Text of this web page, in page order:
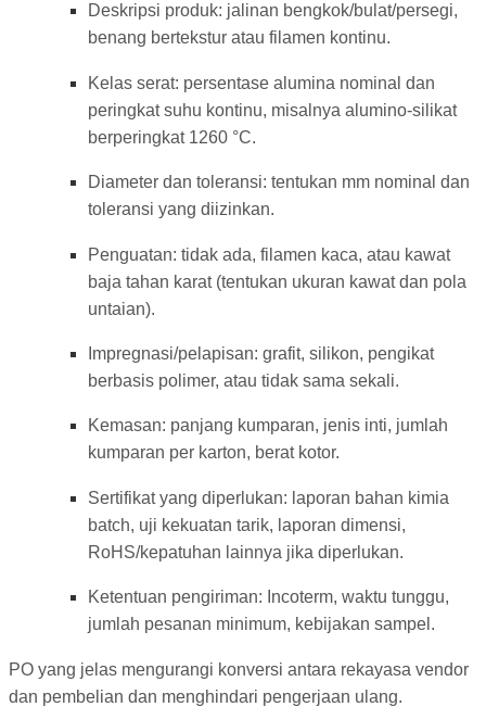
Deskripsi produk: jalinan bengkok/bulat/persegi,
benang bertekstur atau filamen kontinu.
Kelas serat: persentase alumina nominal dan
peringkat suhu kontinu, misalnya alumino-silikat
berperingkat 1260 °C.
Diameter dan toleransi: tentukan mm nominal dan
toleransi yang diizinkan.
Penguatan: tidak ada, filamen kaca, atau kawat
baja tahan karat (tentukan ukuran kawat dan pola
untaian).
Impregnasi/pelapisan: grafit, silikon, pengikat
berbasis polimer, atau tidak sama sekali.
Kemasan: panjang kumparan, jenis inti, jumlah
kumparan per karton, berat kotor.
Sertifikat yang diperlukan: laporan bahan kimia
batch, uji kekuatan tarik, laporan dimensi,
RoHS/kepatuhan lainnya jika diperlukan.
Ketentuan pengiriman: Incoterm, waktu tunggu,
jumlah pesanan minimum, kebijakan sampel.
PO yang jelas mengurangi konversi antara rekayasa vendor
dan pembelian dan menghindari pengerjaan ulang.